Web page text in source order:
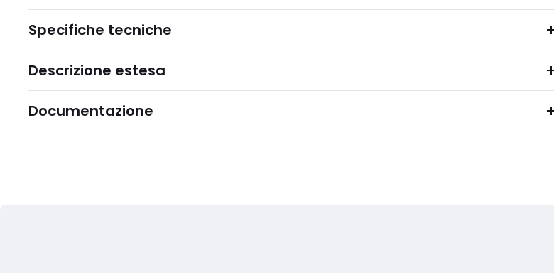
Specifiche tecniche
Descrizione estesa
Documentazione